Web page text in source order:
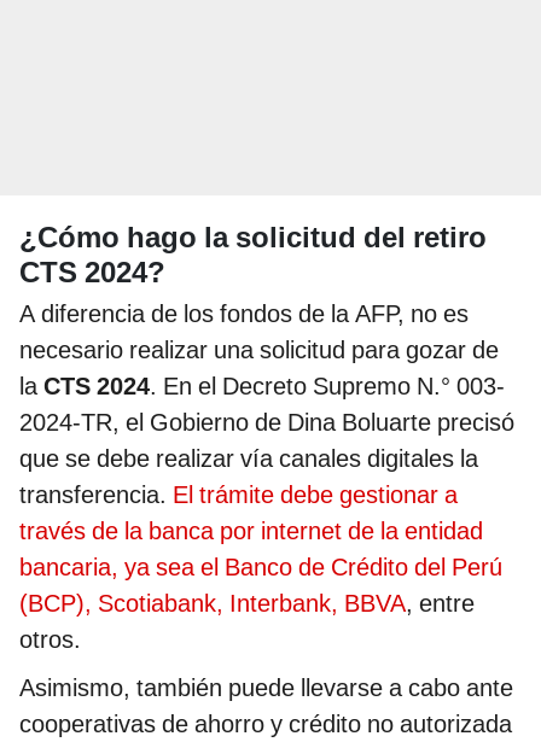
¿Cómo hago la solicitud del retiro
CTS 2024?
A diferencia de los fondos de la AFP, no es
necesario realizar una solicitud para gozar de
laCTS 2024. En el Decreto Supremo N.° 003-
2024-TR, el Gobierno de Dina Boluarte precisó
que se debe realizar vía canales digitales la
transferencia. El trámite debe gestionar a
través de la banca por internet de la entidad
bancaria, ya sea el Banco de Crédito del Perú
(BCP), Scotiabank, Interbank, BBVA, entre
otros.
Asimismo, también puede llevarse a cabo ante
cooperativas de ahorro y crédito no autorizada